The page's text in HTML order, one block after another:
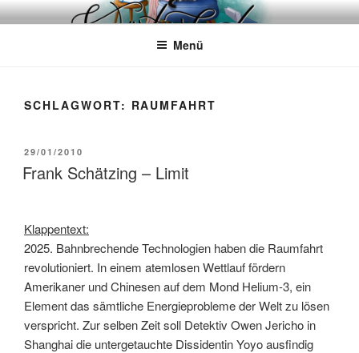
Zum
InhaltWÖRTERKATZE
Von Büchern erzählen
Menü
SCHLAGWORT: RAUMFAHRT
VERÖFFENTLICHT
AM
29/01/2010
Frank Schätzing – Limit
Klappentext:
2025. Bahnbrechende Technologien haben die Raumfahrt
revolutioniert. In einem atemlosen Wettlauf fördern
Amerikaner und Chinesen auf dem Mond Helium-3, ein
Element das sämtliche Energieprobleme der Welt zu lösen
verspricht. Zur selben Zeit soll Detektiv Owen Jericho in
Shanghai die untergetauchte Dissidentin Yoyo ausfindig